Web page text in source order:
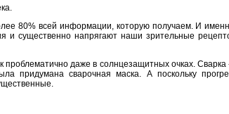
80% всей информации, которую получаем. И
и существенно напрягают наши зрительные
даже в солнцезащитных очках.
придумана сварочная маска. А поскольку